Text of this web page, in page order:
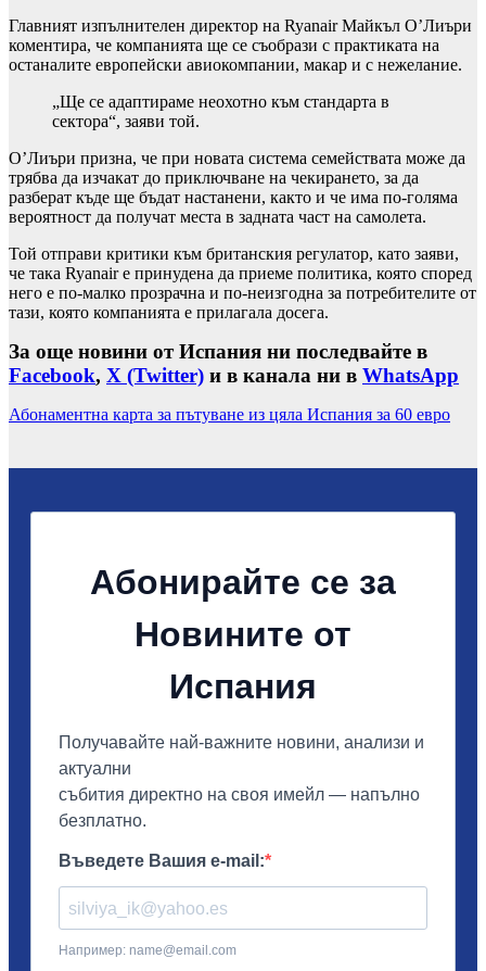
Главният изпълнителен директор на Ryanair Майкъл О’Лиъри
коментира, че компанията ще се съобрази с практиката на
останалите европейски авиокомпании, макар и с нежелание.
„Ще се адаптираме неохотно към стандарта в
сектора“, заяви той.
О’Лиъри призна, че при новата система семействата може да
трябва да изчакат до приключване на чекирането, за да
разберат къде ще бъдат настанени, както и че има по-голяма
вероятност да получат места в задната част на самолета.
Той отправи критики към британския регулатор, като заяви,
че така Ryanair е принудена да приеме политика, която според
него е по-малко прозрачна и по-неизгодна за потребителите от
тази, която компанията е прилагала досега.
За още новини от Испания ни последвайте в
Facebook, X (Twitter) и в канала ни в WhatsApp
Абонаментна карта за пътуване из цяла Испания за 60 евро